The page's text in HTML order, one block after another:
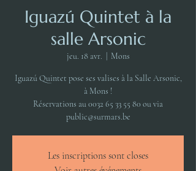
Iguazú Quintet à la
salle Arsonic
jeu. 18 avr. Mons
Iguazú Quintet pose ses valises à la Salle Arsonic,
à Mons !
Réservations au 0032 65 33 55 80 ou via
public@surmars.be
Les inscriptions sont closes